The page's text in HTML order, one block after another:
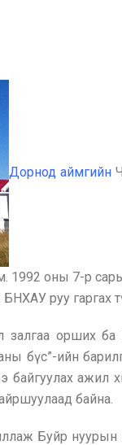
Дорнод аймгийн
оны 7-р
руу гаргах
орших ба
бүс”-ийн
ажил
байна.
Буйр нуурын